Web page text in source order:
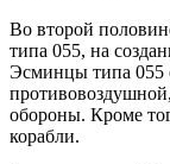
Во второй
типа 055, на
Эсминцы типа 055
обороны. Кроме
корабли.